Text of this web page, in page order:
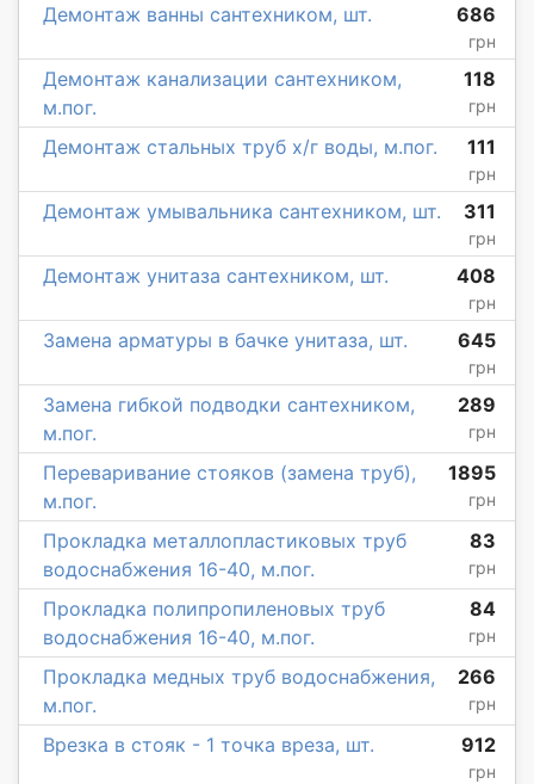
Демонтаж ванны сантехником, шт. 686
грн
Демонтаж канализации сантехником,
м.пог.
118
грн
Демонтаж стальных труб х/г воды, м.пог. 111
грн
Демонтаж умывальника сантехником, шт. 311
грн
Демонтаж унитаза сантехником, шт. 408
грн
Замена арматуры в бачке унитаза, шт. 645
грн
Замена гибкой подводки сантехником,
м.пог.
289
грн
Переваривание стояков (замена труб),
м.пог.
1895
грн
Прокладка металлопластиковых труб
водоснабжения 16-40, м.пог.
83
грн
Прокладка полипропиленовых труб
водоснабжения 16-40, м.пог.
84
грн
Прокладка медных труб водоснабжения,
м.пог.
266
грн
Врезка в стояк - 1 точка вреза, шт. 912
грн